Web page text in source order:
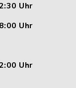
Uhr
Uhr
Uhr